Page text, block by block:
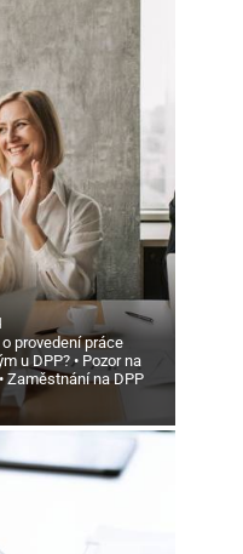
provedení práce
u DPP?
Pozor na
Zaměstnání na DPP